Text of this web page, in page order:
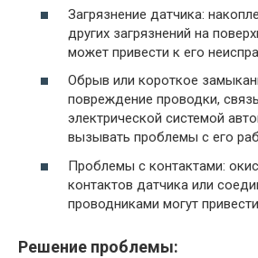
Загрязнение датчика:
других загрязнений на
может привести к его
Обрыв или короткое
повреждение проводки,
электрической системой
вызывать проблемы с его
Проблемы с контактами:
контактов датчика или
проводниками могут
Решение проблемы: